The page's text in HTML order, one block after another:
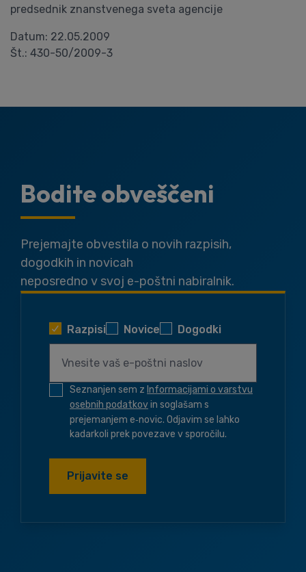
predsednik znanstvenega sveta agencije
Datum: 22.05.2009
Št.: 430-50/2009-3
Bodite obveščeni
Prejemajte obvestila o novih razpisih,
dogodkih in novicah
neposredno v svoj e-poštni nabiralnik.
Razpisi Novice Dogodki
Seznanjen sem z Informacijami o varstvu
osebnih podatkovin soglašam s
prejemanjem e‑novic. Odjavim se lahko
kadarkoli prek povezave v sporočilu.
Prijavite se